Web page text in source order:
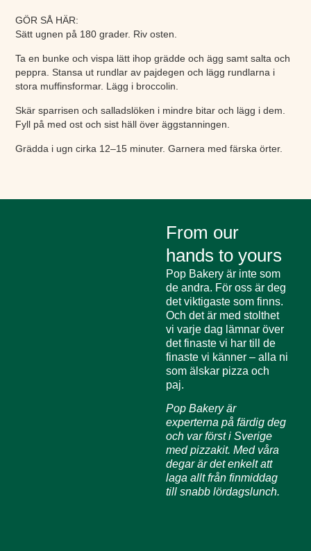
GÖR SÅ HÄR:
Sätt ugnen på 180 grader. Riv osten.
Ta en bunke och vispa lätt ihop grädde och ägg samt salta och
peppra. Stansa ut rundlar av pajdegen och lägg rundlarna i
stora muffinsformar. Lägg i broccolin.
Skär sparrisen och salladslöken i mindre bitar och lägg i dem.
Fyll på med ost och sist häll över äggstanningen.
Grädda i ugn cirka 12–15 minuter. Garnera med färska örter.
From our
hands to yours
Pop Bakery är inte som
de andra. För oss är deg
det viktigaste som finns.
Och det är med stolthet
vi varje dag lämnar över
det finaste vi har till de
finaste vi känner – alla ni
som älskar pizza och
paj.
Pop Bakery är
experterna på färdig deg
och var först i Sverige
med pizzakit. Med våra
degar är det enkelt att
laga allt från finmiddag
till snabb lördagslunch.